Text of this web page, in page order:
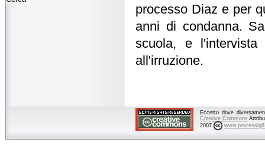
processo Diaz e per
anni di condanna.
scuola, e
all'irruzione.
Eccetto dove
Creative Commons
2007